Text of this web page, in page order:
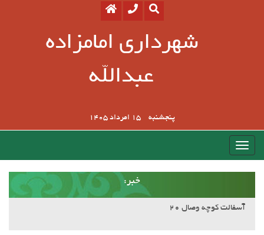
شهرداری امامزاده
عبدالله
پنجشنبه 15 امرداد 1405
:خبر
آسفالت کوچه وصال ۲۰